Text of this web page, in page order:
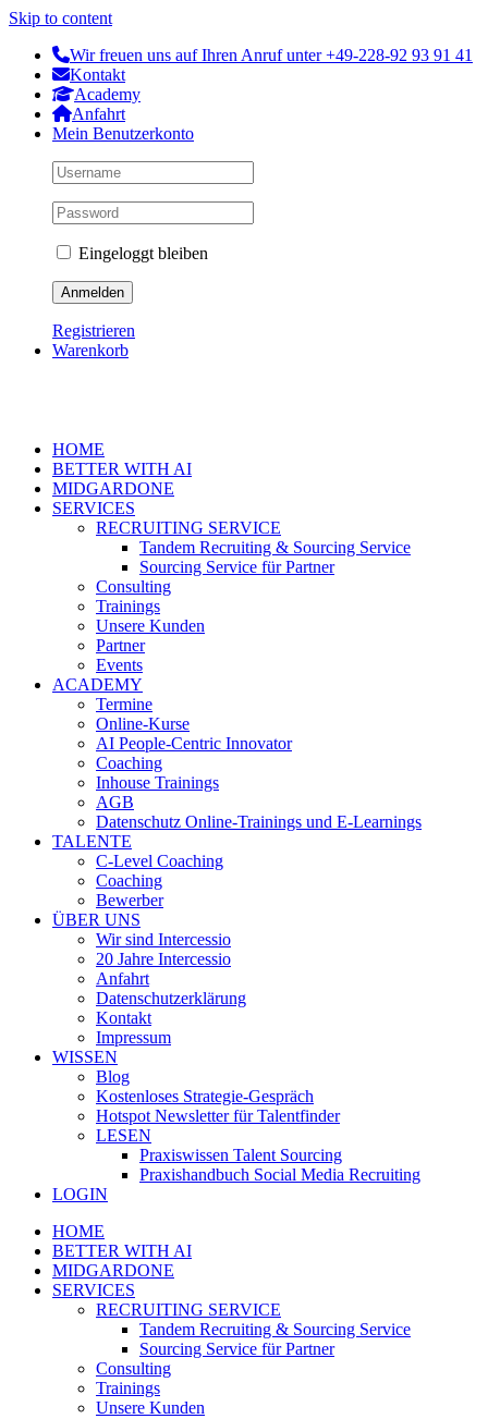
Skip to content
Wir freuen uns auf Ihren Anruf unter +49-228-92 93 91 41
Kontakt
Academy
Anfahrt
Mein Benutzerkonto
Eingeloggt bleiben
Registrieren
Warenkorb
HOME
BETTER WITH AI
MIDGARDONE
SERVICES
RECRUITING SERVICE
Tandem Recruiting & Sourcing Service
Sourcing Service für Partner
Consulting
Trainings
Unsere Kunden
Partner
Events
ACADEMY
Termine
Online-Kurse
AI People-Centric Innovator
Coaching
Inhouse Trainings
AGB
Datenschutz Online-Trainings und E-Learnings
TALENTE
C-Level Coaching
Coaching
Bewerber
ÜBER UNS
Wir sind Intercessio
20 Jahre Intercessio
Anfahrt
Datenschutzerklärung
Kontakt
Impressum
WISSEN
Blog
Kostenloses Strategie-Gespräch
Hotspot Newsletter für Talentfinder
LESEN
Praxiswissen Talent Sourcing
Praxishandbuch Social Media Recruiting
LOGIN
HOME
BETTER WITH AI
MIDGARDONE
SERVICES
RECRUITING SERVICE
Tandem Recruiting & Sourcing Service
Sourcing Service für Partner
Consulting
Trainings
Unsere Kunden